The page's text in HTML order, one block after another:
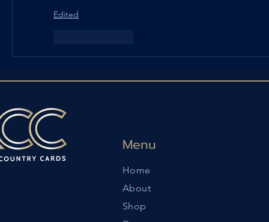
Edited
Menu
Home
About
Shop